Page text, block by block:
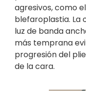
agresivos, como
blefaroplastia. La
luz de banda
más temprana
progresión del
de la cara.